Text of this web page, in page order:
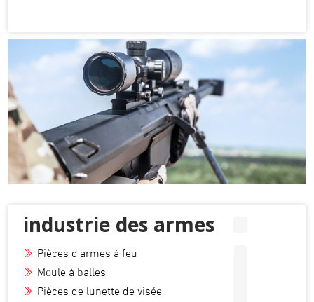
industrie des armes
Pièces d'armes à feu
Moule à balles
Pièces de lunette de visée